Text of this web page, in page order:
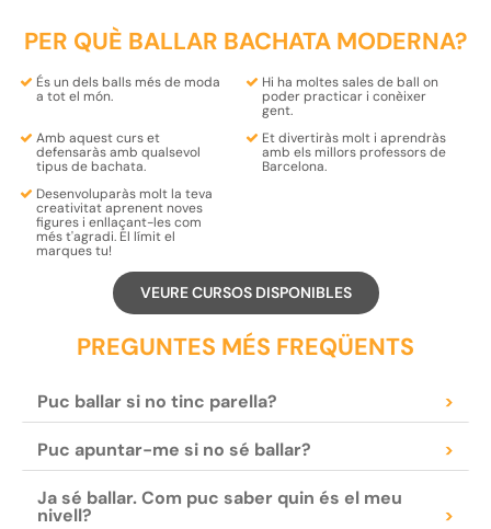
PER QUÈ BALLAR BACHATA MODERNA?
És un dels ballsmés de moda
a tot el món.
Hi ha moltes sales de ball on
poderpracticar i conèixer
gent.
Amb aquest curs et
defensaràs amb qualsevol
tipus de bachata.
Etdivertiràsmolt i aprendràs
amb elsmillors professorsde
Barcelona.
Desenvoluparàs molt la teva
creativitataprenentnoves
figures i enllaçant-les com
més t'agradi.El límit el
marques tu!
VEURE CURSOS DISPONIBLES
PREGUNTES MÉS FREQÜENTS
Puc ballar si no tinc parella? >
Puc apuntar-me si no sé ballar? >
Ja sé ballar. Com puc saber quin és el meu
nivell? >